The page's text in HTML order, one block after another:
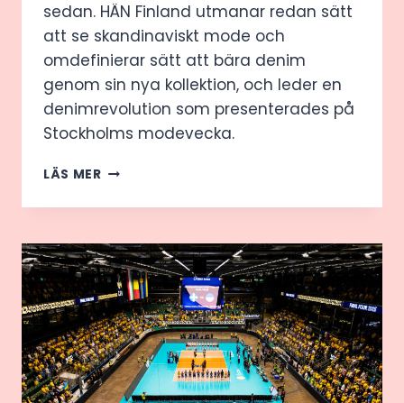
sedan. HÄN Finland utmanar redan sätt
att se skandinaviskt mode och
omdefinierar sätt att bära denim
genom sin nya kollektion, och leder en
denimrevolution som presenterades på
Stockholms modevecka.
LÄS MERMODELLER
BARFOTA
DENIM
OCH
KURERADE
H’N
PÅ
STOCKHOLM
FASHION
WEEK
2025.